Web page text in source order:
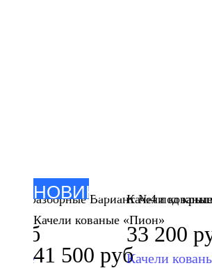
разборные Вариант №4 под
руб
НОВИНКА
Качели кованые «Пион»
41 500 руб
Качели
33 200
Качели